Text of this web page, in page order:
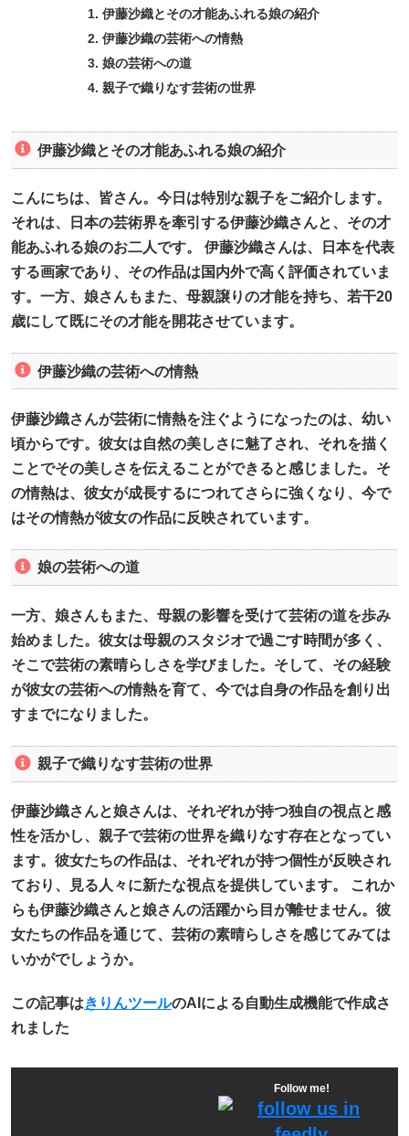
伊藤沙織とその才能あふれる娘の紹介
伊藤沙織の芸術への情熱
娘の芸術への道
親子で織りなす芸術の世界
伊藤沙織とその才能あふれる娘の紹介
こんにちは、皆さん。今日は特別な親子をご紹介します。
それは、日本の芸術界を牽引する伊藤沙織さんと、その才
能あふれる娘のお二人です。 伊藤沙織さんは、日本を代表
する画家であり、その作品は国内外で高く評価されていま
す。一方、娘さんもまた、母親譲りの才能を持ち、若干20
歳にして既にその才能を開花させています。
伊藤沙織の芸術への情熱
伊藤沙織さんが芸術に情熱を注ぐようになったのは、幼い
頃からです。彼女は自然の美しさに魅了され、それを描く
ことでその美しさを伝えることができると感じました。そ
の情熱は、彼女が成長するにつれてさらに強くなり、今で
はその情熱が彼女の作品に反映されています。
娘の芸術への道
一方、娘さんもまた、母親の影響を受けて芸術の道を歩み
始めました。彼女は母親のスタジオで過ごす時間が多く、
そこで芸術の素晴らしさを学びました。そして、その経験
が彼女の芸術への情熱を育て、今では自身の作品を創り出
すまでになりました。
親子で織りなす芸術の世界
伊藤沙織さんと娘さんは、それぞれが持つ独自の視点と感
性を活かし、親子で芸術の世界を織りなす存在となってい
ます。彼女たちの作品は、それぞれが持つ個性が反映され
ており、見る人々に新たな視点を提供しています。 これか
らも伊藤沙織さんと娘さんの活躍から目が離せません。彼
女たちの作品を通じて、芸術の素晴らしさを感じてみては
いかがでしょうか。
この記事はきりんツールのAIによる自動生成機能で作成さ
れました
Follow me!